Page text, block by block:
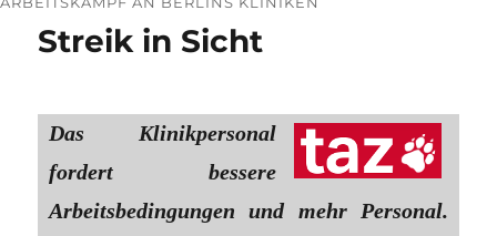
Streik in Sicht
Das Klinikpersonal
fordert bessere
Arbeitsbedingungen und mehr Personal.